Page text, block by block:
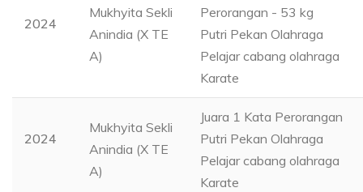
2024
Mukhyita Sekli
Anindia (X TE
A)
Perorangan - 53 kg
Putri Pekan Olahraga
Pelajar cabang olahraga
Karate
2024
Mukhyita Sekli
Anindia (X TE
A)
Juara 1 Kata Perorangan
Putri Pekan Olahraga
Pelajar cabang olahraga
Karate